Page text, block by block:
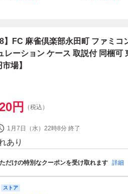
】FC 麻雀倶楽部永田町 ファミコ
レーション ケース 取説付 同梱可
場】
円 （税込）
1月7日（水）22時8分 終了
あり
だけの特別なクーポンを受け取れます 詳細
ストア